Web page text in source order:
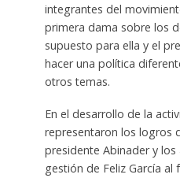
integrantes del
primera dama sobre los
supuesto para ella y el
hacer una política
otros temas.
En el desarrollo de la
representaron los logros
presidente Abinader y
gestión de Feliz García